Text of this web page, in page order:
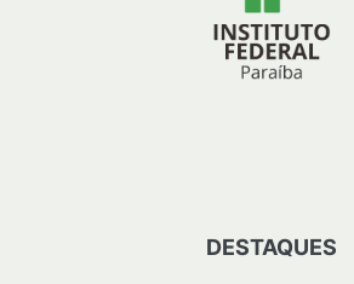
DESTAQUES